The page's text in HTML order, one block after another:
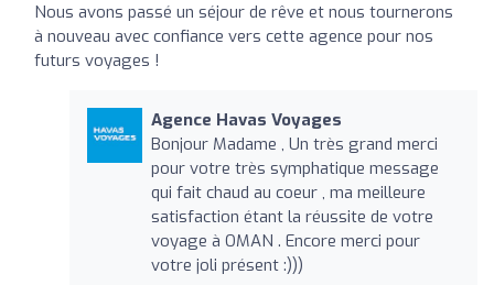
Nous avons passé un séjour de rêve et nous tournerons
à nouveau avec confiance vers cette agence pour nos
futurs voyages !
Agence Havas Voyages
Bonjour Madame , Un très grand merci
pour votre très symphatique message
qui fait chaud au coeur , ma meilleure
satisfaction étant la réussite de votre
voyage à OMAN . Encore merci pour
votre joli présent :)))